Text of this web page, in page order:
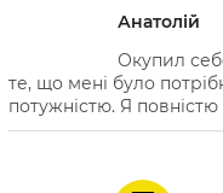
Анатолій
Окупил
те, що мені було
потужністю. Я